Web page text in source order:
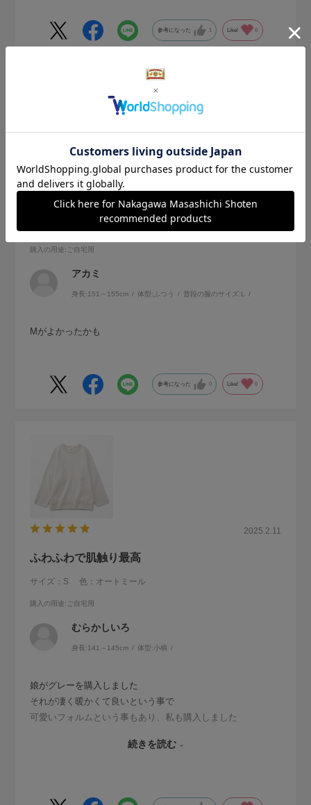
参考になった 1 Like! 0
ネイビーも注文します
購入の用途:ご自宅用
アカミ
身長:151～155cm 体型:ふつう 普段の服のサイズ:L
Mがよかったかも
参考になった 0 Like! 0
2025.2.11
ふわふわで肌触り最高
サイズ：S 色：オートミール
購入の用途:ご自宅用
むらかしいろ
身長:141～145cm 体型:小柄
娘がグレーを購入しました
それが凄く暖かくて良いという事で
可愛いフォルムという事もあり、私も購入しました
続きを読む